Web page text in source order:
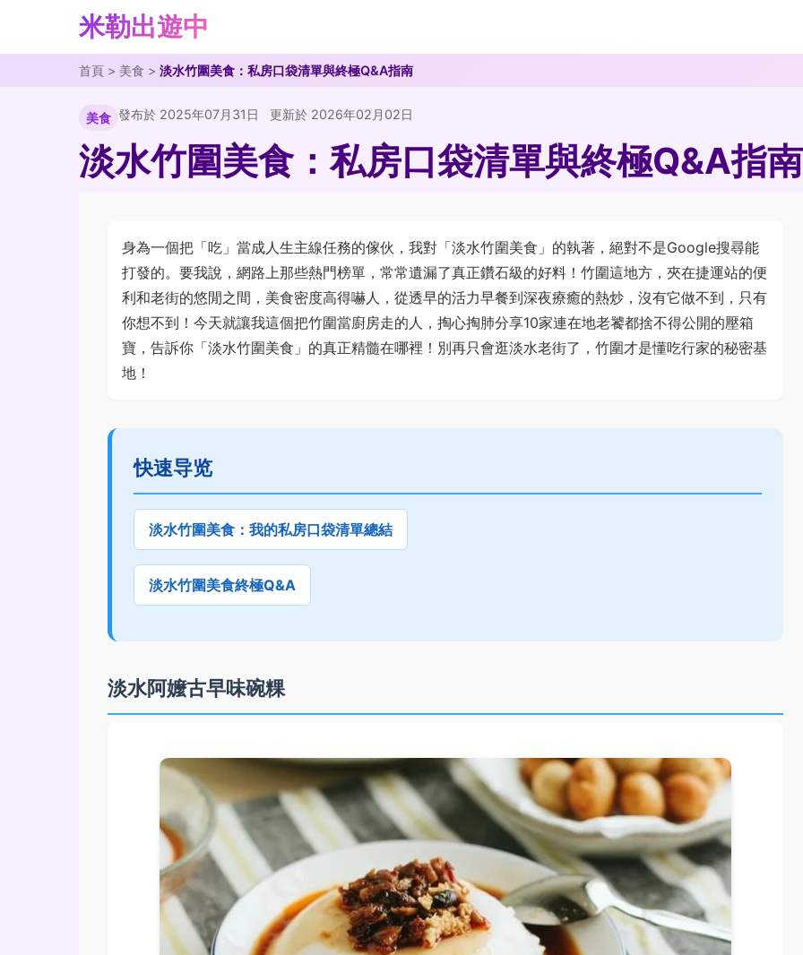
米勒出遊中
首頁 > 美食 > 淡水竹圍美食：私房口袋清單與終極Q&A指南
美食 發布於 2025年07月31日 更新於 2026年02月02日
淡水竹圍美食：私房口袋清單與終極Q&A指南
身為一個把「吃」當成人生主線任務的傢伙，我對「淡水竹圍美食」的執著，絕對不是Google搜尋能
打發的。要我說，網路上那些熱門榜單，常常遺漏了真正鑽石級的好料！竹圍這地方，夾在捷運站的便
利和老街的悠閒之間，美食密度高得嚇人，從透早的活力早餐到深夜療癒的熱炒，沒有它做不到，只有
你想不到！今天就讓我這個把竹圍當廚房走的人，掏心掏肺分享10家連在地老饕都捨不得公開的壓箱
寶，告訴你「淡水竹圍美食」的真正精髓在哪裡！別再只會逛淡水老街了，竹圍才是懂吃行家的秘密基
地！
快速导览
淡水竹圍美食：我的私房口袋清單總結
淡水竹圍美食終極Q&A
淡水阿嬤古早味碗粿